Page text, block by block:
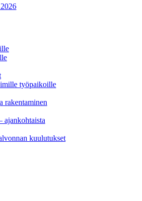
työpaikoille
rakentaminen
ajankohtaista
kuulutukset